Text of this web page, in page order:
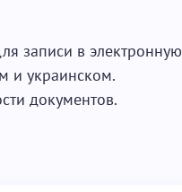
записи в электронную
и украинском.
документов.